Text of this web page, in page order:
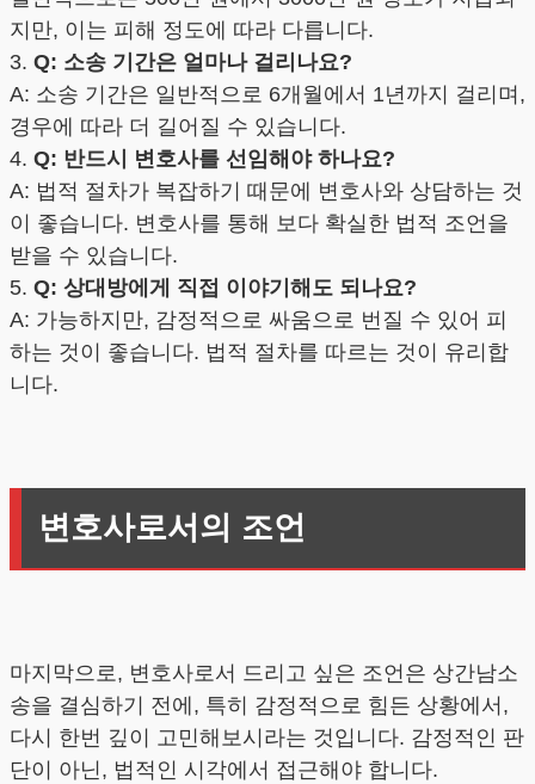
지만, 이는 피해 정도에 따라 다릅니다.
3. Q: 소송 기간은 얼마나 걸리나요?
A: 소송 기간은 일반적으로 6개월에서 1년까지 걸리며,
경우에 따라 더 길어질 수 있습니다.
4. Q: 반드시 변호사를 선임해야 하나요?
A: 법적 절차가 복잡하기 때문에 변호사와 상담하는 것
이 좋습니다. 변호사를 통해 보다 확실한 법적 조언을
받을 수 있습니다.
5. Q: 상대방에게 직접 이야기해도 되나요?
A: 가능하지만, 감정적으로 싸움으로 번질 수 있어 피
하는 것이 좋습니다. 법적 절차를 따르는 것이 유리합
니다.
변호사로서의 조언
마지막으로, 변호사로서 드리고 싶은 조언은 상간남소
송을 결심하기 전에, 특히 감정적으로 힘든 상황에서,
다시 한번 깊이 고민해보시라는 것입니다. 감정적인 판
단이 아닌, 법적인 시각에서 접근해야 합니다.